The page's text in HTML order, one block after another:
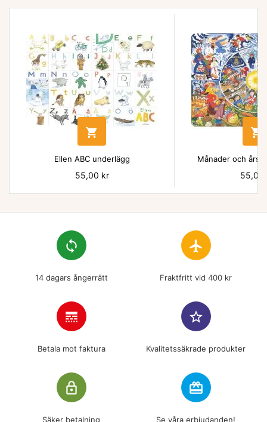

Ellen ABC underlägg
Pris
55,00 kr

Månader och
Pris
55,00
loop
14 dagars ångerrätt
flight
Fraktfritt vid 400 kr
line_style
Betala mot faktura
star_border
Kvalitetssäkrade produkter
lock_outline
Säker betalning
redeem
Se våra erbjudanden!